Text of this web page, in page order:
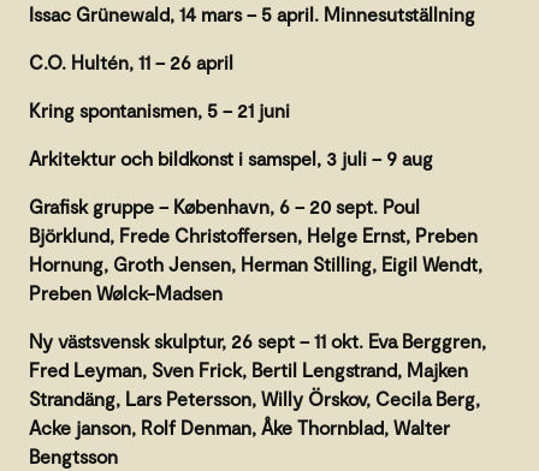
Issac Grünewald, 14 mars – 5 april. Minnesutställning
C.O. Hultén, 11 – 26 april
Kring spontanismen, 5 – 21 juni
Arkitektur och bildkonst i samspel, 3 juli – 9 aug
Grafisk gruppe – København, 6 – 20 sept. Poul
Björklund, Frede Christoffersen, Helge Ernst, Preben
Hornung, Groth Jensen, Herman Stilling, Eigil Wendt,
Preben Wølck-Madsen
Ny västsvensk skulptur, 26 sept – 11 okt. Eva Berggren,
Fred Leyman, Sven Frick, Bertil Lengstrand, Majken
Strandäng, Lars Petersson, Willy Örskov, Cecila Berg,
Acke janson, Rolf Denman, Åke Thornblad, Walter
Bengtsson